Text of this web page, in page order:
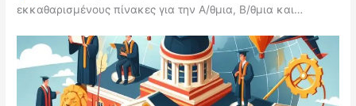
εκκαθαρισμένους πίνακες για την Α/θμια, Β/θμια και…